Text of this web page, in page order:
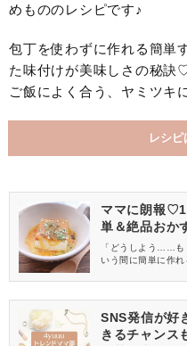
めもののレシピです♪
包丁を使わずに作れる簡単
た味付けが美味しさの秘訣
ご飯によく合う、ヤミツキ
レシピ
ママに朗報♡1
単＆絶品おか
「どうしよう……も
いう間に簡単に作
食べ応えのある「
SNS発信が好
きるチャンス